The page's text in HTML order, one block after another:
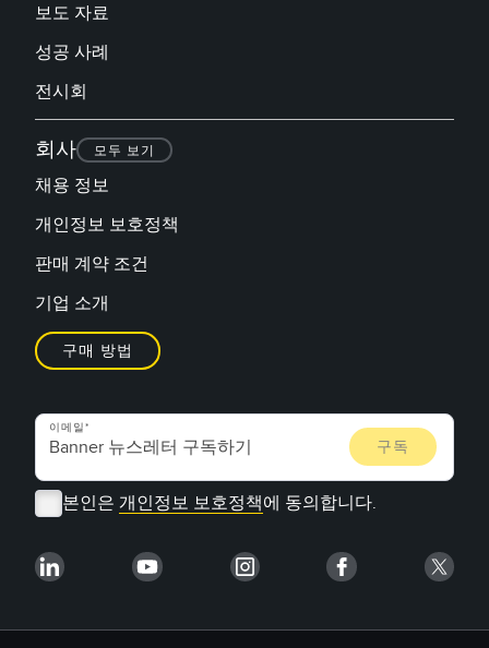
보도 자료
성공 사례
전시회
회사 모두 보기
채용 정보
개인정보 보호정책
판매 계약 조건
기업 소개
구매 방법
이메일
본인은 개인정보 보호정책에 동의합니다.